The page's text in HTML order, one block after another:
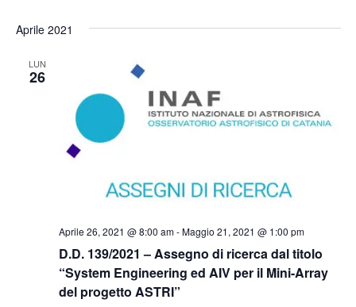
Aprile 2021
LUN
26
D.D. 139/2021 – Assegno di ricerca dal titolo
“System Engineering ed AIV per il Mini-Array
del progetto ASTRI”
Aprile 26, 2021 @ 8:00 am-Maggio 21, 2021 @ 1:00 pm